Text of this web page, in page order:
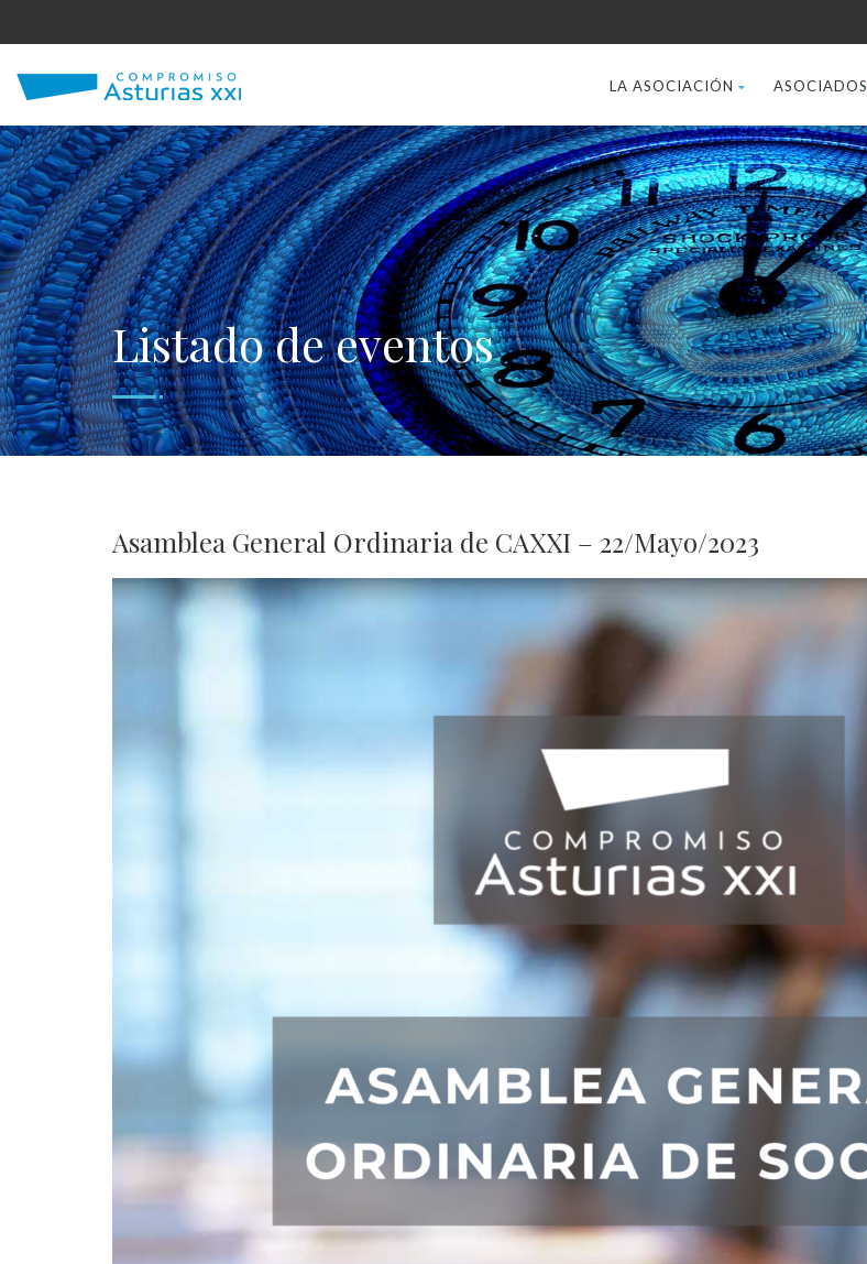
LA ASOCIACIÓN ASOCIADOS
Listado de eventos
Asamblea General Ordinaria de CAXXI – 22/Mayo/2023